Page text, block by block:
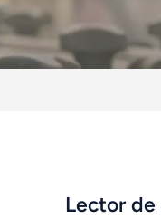
Lector de